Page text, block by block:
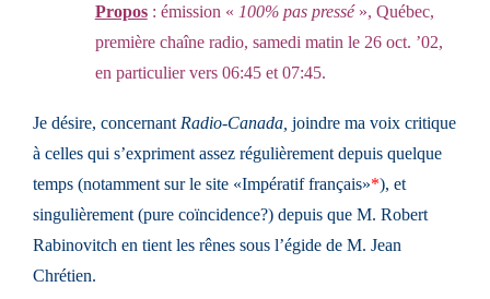
Propos: émission « 100% pas pressé», Québec,
première chaîne radio, samedi matin le 26 oct. ’02,
en particulier vers 06:45 et 07:45.
Je désire, concernant Radio-Canada, joindre ma voix critique
à celles qui s’expriment assez régulièrement depuis quelque
temps (notamment sur le site «Impératif français»*), et
singulièrement (pure coïncidence?) depuis que M. Robert
Rabinovitch en tient les rênes sous l’égide de M. Jean
Chrétien.